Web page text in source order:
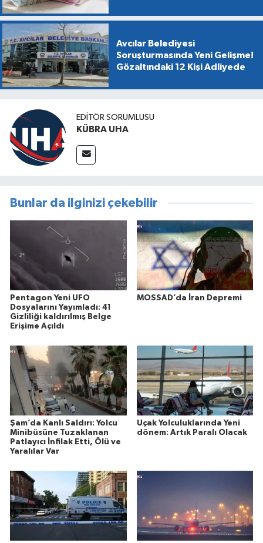
Avcılar Belediyesi
Soruşturmasında Yeni Gelişme!
Gözaltındaki 12 Kişi Adliyede
EDİTÖR SORUMLUSU
KÜBRA UHA
Bunlar da ilginizi çekebilir
Pentagon Yeni UFO
Dosyalarını Yayımladı: 41
Gizliliği kaldırılmış Belge
Erişime Açıldı
MOSSAD’da İran Depremi
Şam’da Kanlı Saldırı: Yolcu
Minibüsüne Tuzaklanan
Patlayıcı İnfilak Etti, Ölü ve
Yaralılar Var
Uçak Yolculuklarında Yeni
dönem: Artık Paralı Olacak